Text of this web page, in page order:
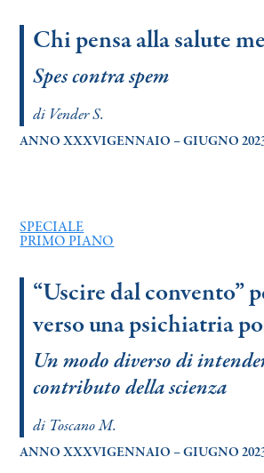
Search
Chi pensa alla salute
Spes contra spem
di Vender S.
ANNO XXXVIGENNAIO – GIUGNO
SPECIALE
PRIMO PIANO
“Uscire dal convento”
verso una psichiatria
Un modo diverso di
contributo della scienza
di Toscano M.
ANNO XXXVIGENNAIO – GIUGNO